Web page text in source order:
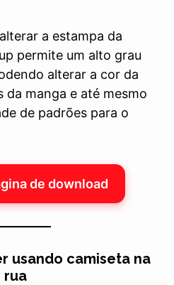
a estampa da
permite um alto grau
alterar a cor da
da manga e até mesmo
de padrões para o
de download
usando camiseta na
rua